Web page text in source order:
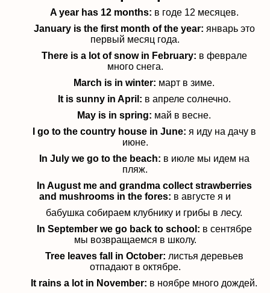
A year has 12 months: в годе 12 месяцев.
January is the first month of the year: январь это
первый месяц года.
There is a lot of snow in February: в феврале
много снега.
March is in winter: март в зиме.
It is sunny in April: в апреле солнечно.
May is in spring: май в весне.
I go to the country house in June: я иду на дачу в
июне.
In July we go to the beach: в июле мы идем на
пляж.
In August me and grandma collect strawberries
and mushrooms in the fores: в августе я и
бабушка собираем клубнику и грибы в лесу.
In September we go back to school: в сентябре
мы возвращаемся в школу.
Tree leaves fall in October: листья деревьев
отпадают в октябре.
It rains a lot in November: в ноябре много дождей.